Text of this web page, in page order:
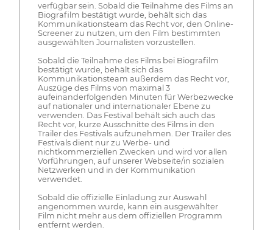
verfügbar sein. Sobald die Teilnahme des Films an
Biografilm bestätigt wurde, behält sich das
Kommunikationsteam das Recht vor, den Online-
Screener zu nutzen, um den Film bestimmten
ausgewählten Journalisten vorzustellen.
Sobald die Teilnahme des Films bei Biografilm
bestätigt wurde, behält sich das
Kommunikationsteam außerdem das Recht vor,
Auszüge des Films von maximal 3
aufeinanderfolgenden Minuten für Werbezwecke
auf nationaler und internationaler Ebene zu
verwenden. Das Festival behält sich auch das
Recht vor, kurze Ausschnitte des Films in den
Trailer des Festivals aufzunehmen. Der Trailer des
Festivals dient nur zu Werbe- und
nichtkommerziellen Zwecken und wird vor allen
Vorführungen, auf unserer Webseite/in sozialen
Netzwerken und in der Kommunikation
verwendet.
Sobald die offizielle Einladung zur Auswahl
angenommen wurde, kann ein ausgewählter
Film nicht mehr aus dem offiziellen Programm
entfernt werden.